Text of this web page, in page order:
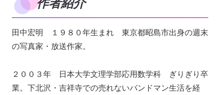
作者紹介
田中宏明 １９８０年生まれ 東京都昭島市出身の週末
の写真家・放送作家。
２００３年 日本大学文理学部応用数学科 ぎりぎり卒
業。下北沢・吉祥寺での売れないバンドマン生活を経